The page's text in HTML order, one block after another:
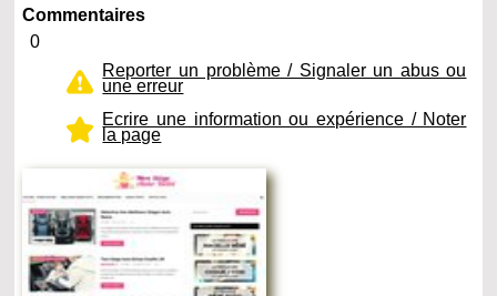
Commentaires
0
Reporter un problème / Signaler un abus ou
une erreur
Ecrire une information ou expérience / Noter
la page